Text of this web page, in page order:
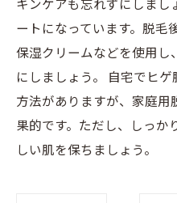
ートになっています。脱毛
保湿クリームなどを使用し
にしましょう。 自宅でヒ
方法がありますが、家庭
果的です。ただし、しっか
しい肌を保ちましょう。